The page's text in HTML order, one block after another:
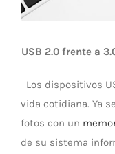
Audio/Video
Stylus Pen
USB 2.0 frente a
Los dispositivos
vida cotidiana. Ya
fotos con un
de su sistema